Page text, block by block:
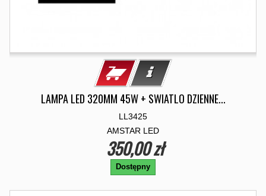
LAMPA LED 320MM 45W + SWIATLO DZIENNE...
LL3425
AMSTAR LED
350,00 zł
Dostępny